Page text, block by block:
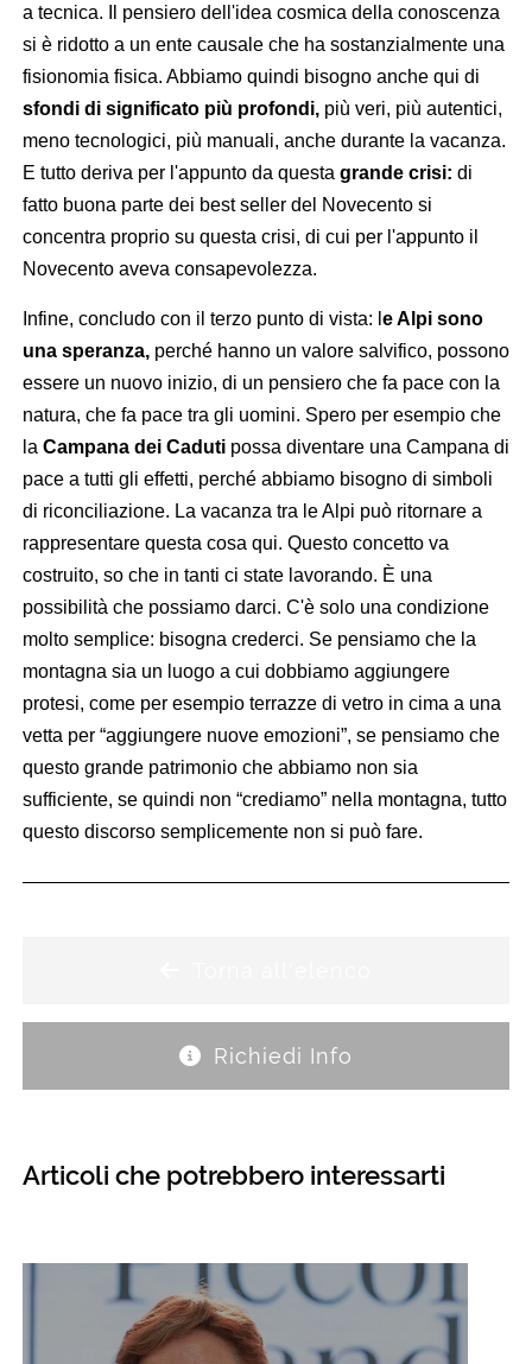
a tecnica. Il pensiero dell'idea cosmica della conoscenza
si è ridotto a un ente causale che ha sostanzialmente una
fisionomia fisica. Abbiamo quindi bisogno anche qui di
sfondi di significato più profondi,più veri, più autentici,
meno tecnologici, più manuali, anche durante la vacanza.
E tutto deriva per l'appunto da questa grande crisi: di
fatto buona parte dei best seller del Novecento si
concentra proprio su questa crisi, di cui per l'appunto il
Novecento aveva consapevolezza.
Infine, concludo con il terzo punto di vista: l e Alpi sono
una speranza,perché hanno un valore salvifico, possono
essere un nuovo inizio, di un pensiero che fa pace con la
natura, che fa pace tra gli uomini. Spero per esempio che
la Campana dei Cadutipossa diventare una Campana di
pace a tutti gli effetti, perché abbiamo bisogno di simboli
di riconciliazione. La vacanza tra le Alpi può ritornare a
rappresentare questa cosa qui. Questo concetto va
costruito, so che in tanti ci state lavorando. È una
possibilità che possiamo darci. C'è solo una condizione
molto semplice: bisogna crederci. Se pensiamo che la
montagna sia un luogo a cui dobbiamo aggiungere
protesi, come per esempio terrazze di vetro in cima a una
vetta per “aggiungere nuove emozioni”, se pensiamo che
questo grande patrimonio che abbiamo non sia
sufficiente, se quindi non “crediamo” nella montagna, tutto
questo discorso semplicemente non si può fare.
Richiedi Info
Articoli che potrebbero interessarti